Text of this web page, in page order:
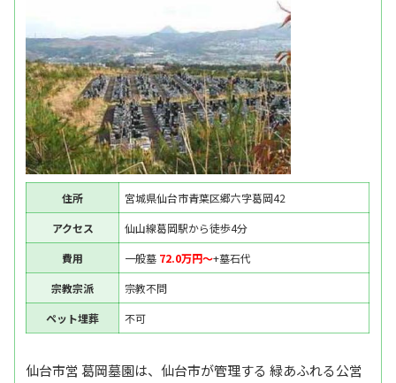
住所
宮城県仙台市青葉区郷六字葛岡42
アクセス
仙山線葛岡駅から徒歩4分
費用
一般墓 72.0万円〜+墓石代
宗教宗派
宗教不問
ペット埋葬
不可
仙台市営 葛岡墓園は、仙台市が管理する 緑あふれる公営